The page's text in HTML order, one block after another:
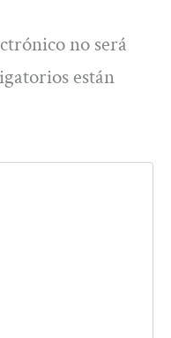
no será
están